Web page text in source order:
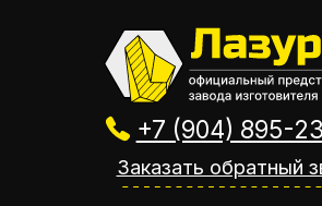
+7 (904) 895-23-34
Заказать обратный звонок
+7 (904) 895-23-34
Заказать обратный звонок